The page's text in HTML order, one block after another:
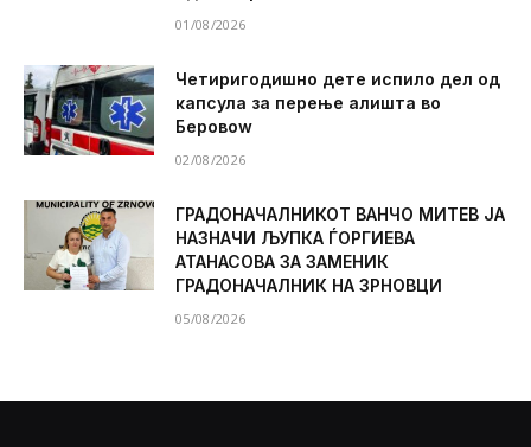
01/08/2026
Четиригодишно дете испило дел од
капсула за перење алишта во
Беровоw
02/08/2026
ГРАДОНАЧАЛНИКОТ ВАНЧО МИТЕВ ЈА
НАЗНАЧИ ЉУПКА ЃОРГИЕВА
АТАНАСОВА ЗА ЗАМЕНИК
ГРАДОНАЧАЛНИК НА ЗРНОВЦИ
05/08/2026